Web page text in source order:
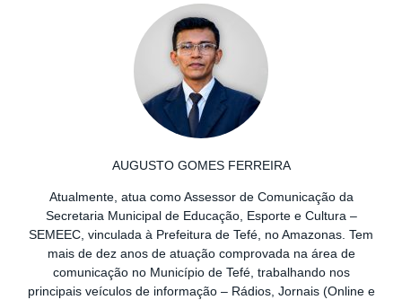
AUGUSTO GOMES FERREIRA
Atualmente, atua como Assessor de Comunicação da
Secretaria Municipal de Educação, Esporte e Cultura –
SEMEEC, vinculada à Prefeitura de Tefé, no Amazonas. Tem
mais de dez anos de atuação comprovada na área de
comunicação no Município de Tefé, trabalhando nos
principais veículos de informação – Rádios, Jornais (Online e